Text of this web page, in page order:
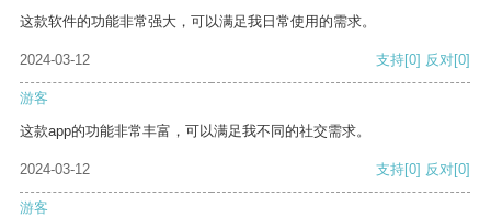
这款软件的功能非常强大，可以满足我日常使用的需求。
2024-03-12 支持[0] 反对[0]
游客
这款app的功能非常丰富，可以满足我不同的社交需求。
2024-03-12 支持[0] 反对[0]
游客